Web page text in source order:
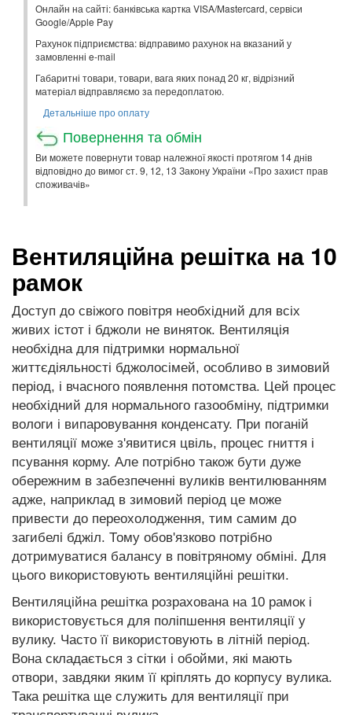
Онлайн на сайті: банківська картка VISA/Mastercard, сервіси
Google/Apple Pay
Рахунок підприємства: відправимо рахунок на вказаний у
замовленні e-mail
Габаритні товари, товари, вага яких понад 20 кг, відрізний
матеріал відправляємо за передоплатою.
Детальніше про оплату
Повернення та обмін
Ви можете повернути товар належної якості протягом 14 днів
відповідно до вимог ст. 9, 12, 13 Закону України «Про захист прав
споживачів»
Вентиляційна решітка на 10
рамок
Доступ до свіжого повітря необхідний для всіх
живих істот і бджоли не виняток. Вентиляція
необхідна для підтримки нормальної
життєдіяльності бджолосімей, особливо в зимовий
період, і вчасного появлення потомства. Цей процес
необхідний для нормального газообміну, підтримки
вологи і випаровування конденсату. При поганій
вентиляції може з'явитися цвіль, процес гниття і
псування корму. Але потрібно також бути дуже
обережним в забезпеченні вуликів вентилюванням
адже, наприклад в зимовий період це може
привести до переохолодження, тим самим до
загибелі бджіл. Тому обов'язково потрібно
дотримуватися балансу в повітряному обміні. Для
цього використовують вентиляційні решітки.
Вентиляційна решітка розрахована на 10 рамок і
використовується для поліпшення вентиляції у
вулику. Часто її використовують в літній період.
Вона складається з сітки і обойми, які мають
отвори, завдяки яким її кріплять до корпусу вулика.
Така решітка ще служить для вентиляції при